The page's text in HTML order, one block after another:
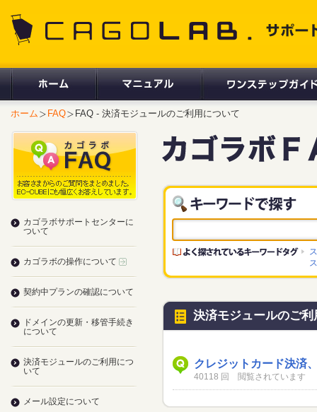
ホーム FAQ FAQ - 決済モジュールのご利用について
決済モジュールのご利
クレジットカード決済
40118 回 閲覧されています
カゴラボサポートセンターに
ついて
カゴラボの操作について
契約中プランの確認について
ドメインの更新・移管手続き
について
決済モジュールのご利用につ
いて
メール設定について